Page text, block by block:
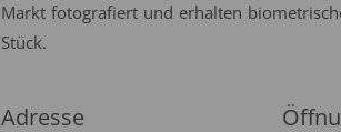
Markt fotografiert und erhalten
Stück.
Adresse